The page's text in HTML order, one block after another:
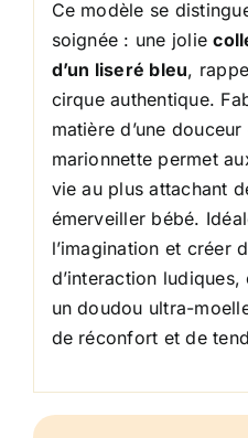
Ce modèle se
soignée : une jolie
d’un liseré bleu,
cirque authentique.
matière d’une
marionnette permet
vie au plus attachant
émerveiller bébé.
l’imagination et créer
d’interaction
un doudou ultra-
de réconfort et de